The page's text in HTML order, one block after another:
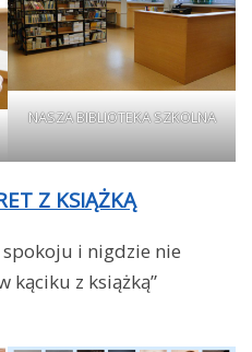
NASZA BIBLIOTEKA SZKOLNA
Z KSIĄŻKĄ
spokoju i nigdzie nie
kąciku z książką”